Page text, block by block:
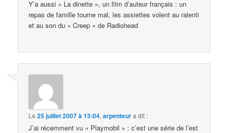
Y’a aussi « La dinette », un film d’auteur français : un
repas de famille tourne mal, les assiettes volent au ralenti
et au son du « Creep » de Radiohead
Le25 juillet 2007 à 13:04,arpenteura dit :
J’ai récemment vu « Playmobil » : c’est une série de l’est